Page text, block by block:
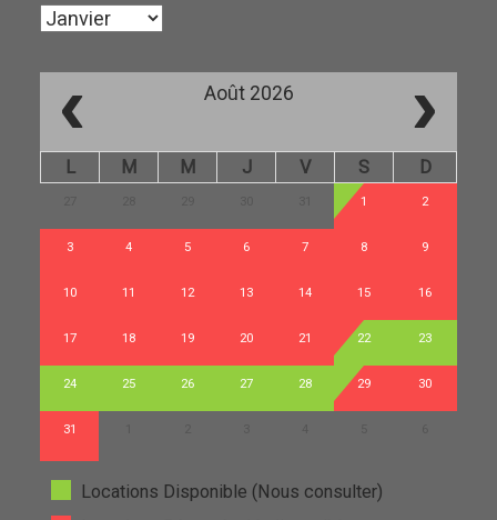
‹ Août 2026 ›
L M M J V S D
1 2
3 4 5 6 7 8 9
10 11 12 13 14 15 16
17 18 19 20 21 22 23
24 25 26 27 28 29 30
31
Locations Disponible (Nous consulter)